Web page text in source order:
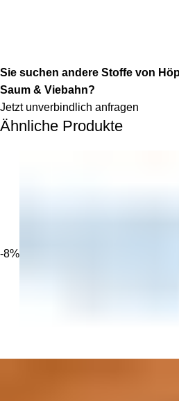
Sie suchen andere Stoffe von
Saum & Viebahn?
Jetzt unverbindlich anfragen
Ähnliche Produkte
-8%